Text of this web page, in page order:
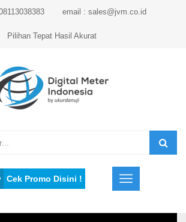
email : sales@jvm.co.id
Pilihan Tepat Hasil Akurat
Cek Promo Disini !